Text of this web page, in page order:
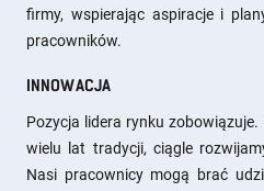
firmy, wspierając aspiracje i
pracowników.
INNOWACJA
Pozycja lidera rynku
wielu lat tradycji, ciągle
Nasi pracownicy mogą brać